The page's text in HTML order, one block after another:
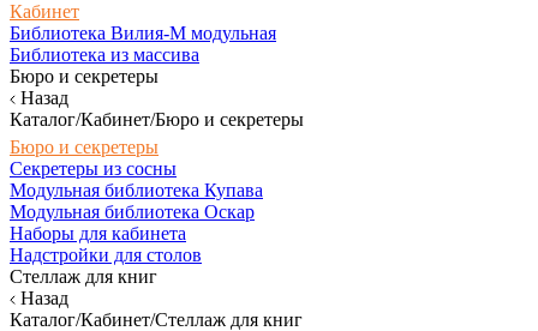
Кабинет
Библиотека Вилия-М модульная
Библиотека из массива
Бюро и секретеры
Назад
Каталог/Кабинет/Бюро и секретеры
Бюро и секретеры
Секретеры из сосны
Модульная библиотека Купава
Модульная библиотека Оскар
Наборы для кабинета
Надстройки для столов
Стеллаж для книг
Назад
Каталог/Кабинет/Стеллаж для книг